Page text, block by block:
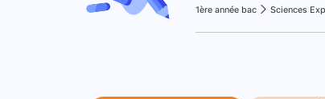
1ère année bac Sciences